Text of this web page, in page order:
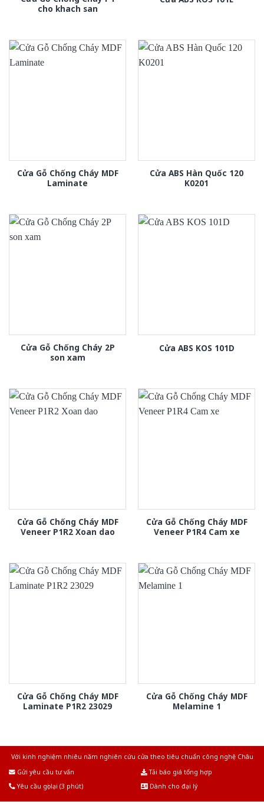
cho khach san
Cửa Gỗ Chống Cháy MDF
Laminate
Cửa ABS Hàn Quốc 120
K0201
Cửa Gỗ Chống Cháy 2P
son xam
Cửa ABS KOS 101D
Cửa Gỗ Chống Cháy MDF
Veneer P1R2 Xoan dao
Cửa Gỗ Chống Cháy MDF
Veneer P1R4 Cam xe
Cửa Gỗ Chống Cháy MDF
Laminate P1R2 23029
Cửa Gỗ Chống Cháy MDF
Melamine 1
Với kinh nghiệm nhiêu năm nghiên cứu cửa theo tiêu chuẩn công nghệ Châu
Gửi yêu cầu tư vấn
Tải báo giá tổng hợp
Yêu cầu gọi lại (3 phút)
Dành cho đại lý